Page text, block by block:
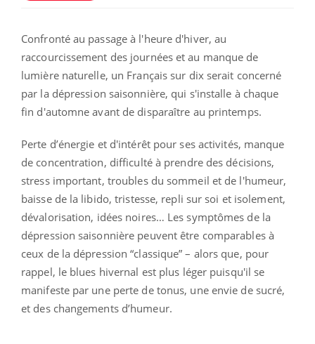
Confronté au passage à l'heure d'hiver, au
raccourcissement des journées et au manque de
lumière naturelle, un Français sur dix serait concerné
par la dépression saisonnière, qui s'installe à chaque
fin d'automne avant de disparaître au printemps.
Perte d’énergie et d'intérêt pour ses activités, manque
de concentration, difficulté à prendre des décisions,
stress important, troubles du sommeil et de l'humeur,
baisse de la libido, tristesse, repli sur soi et isolement,
dévalorisation, idées noires… Les symptômes de la
dépression saisonnière peuvent être comparables à
ceux de la dépression “classique” – alors que, pour
rappel, le blues hivernal est plus léger puisqu'il se
manifeste par une perte de tonus, une envie de sucré,
et des changements d’humeur.